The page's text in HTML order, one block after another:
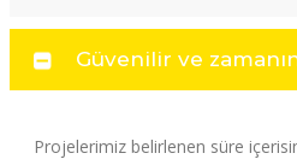
Güvenilir ve
Projelerimiz belirlenen süre